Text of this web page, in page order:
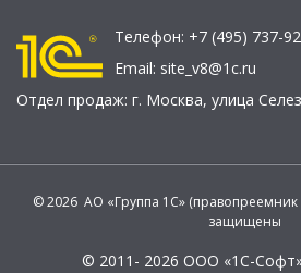
Телефон: +7 (495) 737-
Email: site_v8@1c.ru
Отдел продаж: г. Москва, улица
© 2026 АО «Группа 1С» (правопреемник
защищены
© 2011- 2026 ООО «1С-